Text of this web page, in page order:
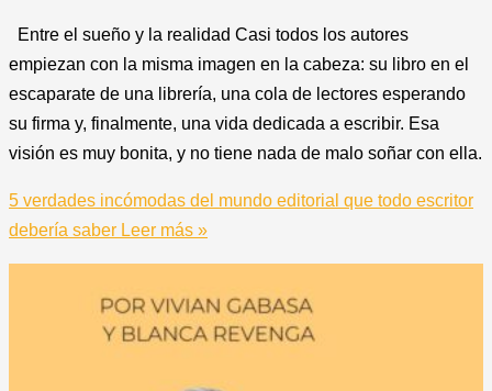
Entre el sueño y la realidad Casi todos los autores
empiezan con la misma imagen en la cabeza: su libro en el
escaparate de una librería, una cola de lectores esperando
su firma y, finalmente, una vida dedicada a escribir. Esa
visión es muy bonita, y no tiene nada de malo soñar con ella.
5 verdades incómodas del mundo editorial que todo escritor
debería saber Leer más »